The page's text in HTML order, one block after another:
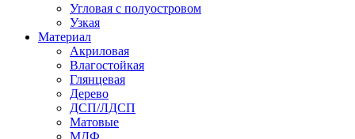
Угловая с полуостровом
Узкая
Материал
Акриловая
Влагостойкая
Глянцевая
Дерево
ДСП/ЛДСП
Матовые
МДФ